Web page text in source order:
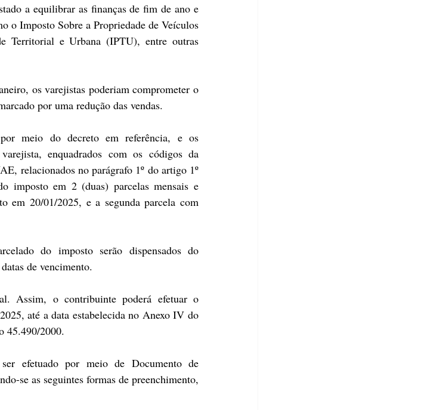
a equilibrar as finanças de fim de ano e
o Imposto Sobre a Propriedade de Veículos
Territorial e Urbana (IPTU), entre outras
os varejistas poderiam comprometer o
por uma redução das vendas.
meio do decreto em referência, e os
enquadrados com os códigos da
relacionados no parágrafo 1º do artigo 1º
imposto em 2 (duas) parcelas mensais e
em 20/01/2025, e a segunda parcela com
do imposto serão dispensados do
de vencimento.
Assim, o contribuinte poderá efetuar o
até a data estabelecida no Anexo IV do
45.490/2000.
efetuado por meio de Documento de
se as seguintes formas de preenchimento,